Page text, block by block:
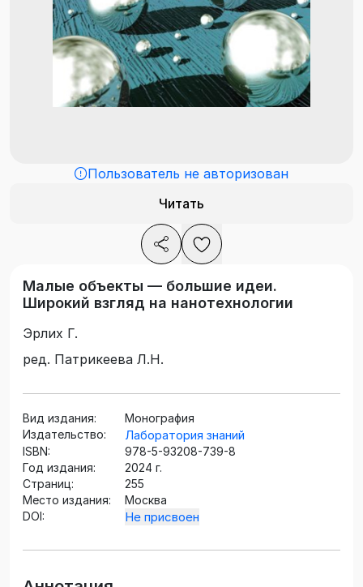
Пользователь не авторизован
Читать
Малые объекты — большие идеи.
Широкий взгляд на нанотехнологии
Эрлих Г.
ред. Патрикеева Л.Н.
Вид издания:
Монография
Издательство:
Лаборатория знаний
ISBN:
978-5-93208-739-8
Год издания:
2024 г.
Страниц:
255
Место издания:
Москва
DOI:
Не присвоен